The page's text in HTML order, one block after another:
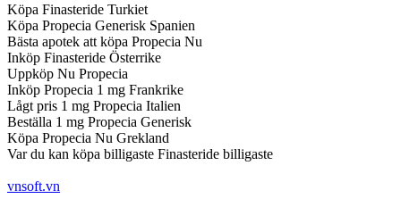
Köpa Finasteride Turkiet
Köpa Propecia Generisk Spanien
Bästa apotek att köpa Propecia Nu
Inköp Finasteride Österrike
Uppköp Nu Propecia
Inköp Propecia 1 mg Frankrike
Lågt pris 1 mg Propecia Italien
Beställa 1 mg Propecia Generisk
Köpa Propecia Nu Grekland
Var du kan köpa billigaste Finasteride billigaste
vnsoft.vn